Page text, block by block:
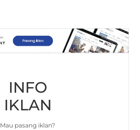
INFO
IKLAN
Mau pasang iklan?